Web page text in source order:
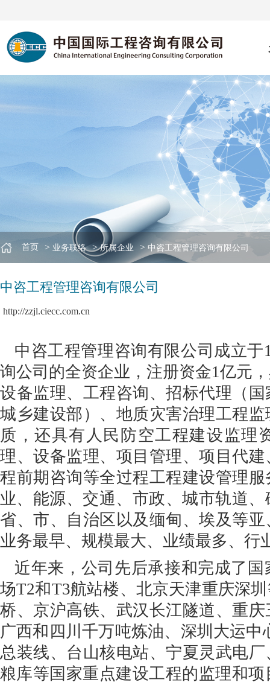
首页 > 业务联络 >所属企业 >中咨工程管理咨询有限公司
中咨工程管理咨询有限公司
http://zzjl.ciecc.com.cn
中咨工程管理咨询有限公司成立
询公司的全资企业，注册资金1亿元
设备监理、工程咨询、招标代理（
城乡建设部）、地质灾害治理工程
质，还具有人民防空工程建设监理
理、设备监理、项目管理、项目代
程前期咨询等全过程工程建设管理
业、能源、交通、市政、城市轨道
省、市、自治区以及缅甸、埃及等
业务最早、规模最大、业绩最多、行
近年来，公司先后承接和完成了
场T2和T3航站楼、北京天津重庆深
桥、京沪高铁、武汉长江隧道、重
广西和四川千万吨炼油、深圳大运
总装线、台山核电站、宁夏灵武电
粮库等国家重点建设工程的监理和